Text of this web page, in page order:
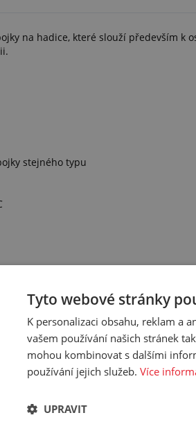
na hadice, které slouží především k
stejného typu
míru. Konkrétní specifikaci budete
Tyto webové stránky
K personalizaci obsahu, reklam a
vašem používání našich stránek
mohou kombinovat s dalšími
používání jejich služeb. Více
UPRAVIT